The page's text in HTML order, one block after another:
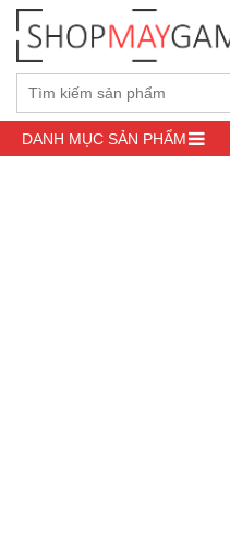
DANH MỤC SẢN PHẨM